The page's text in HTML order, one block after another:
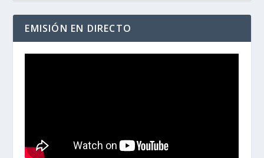
EMISIÓN EN DIRECTO